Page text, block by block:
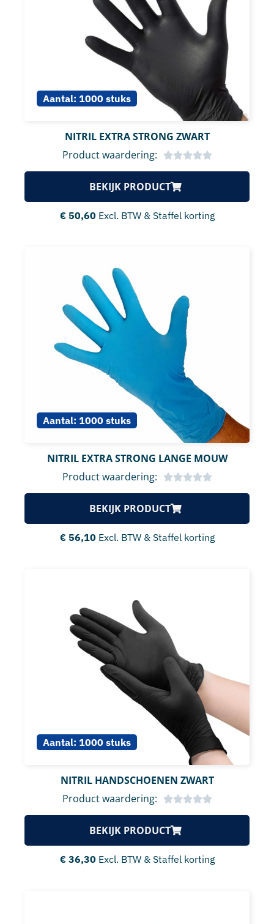
Aantal: 1000 stuks
NITRIL EXTRA STRONG ZWART
Product waardering:
BEKIJK PRODUCT
€50,60 Excl. BTW & Staffel korting
Aantal: 1000 stuks
NITRIL EXTRA STRONG LANGE MOUW
Product waardering:
BEKIJK PRODUCT
€56,10 Excl. BTW & Staffel korting
Aantal: 1000 stuks
NITRIL HANDSCHOENEN ZWART
Product waardering:
BEKIJK PRODUCT
€36,30 Excl. BTW & Staffel korting